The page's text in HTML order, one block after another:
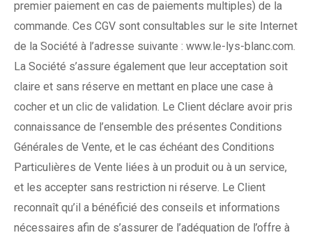
premier paiement en cas de paiements multiples) de la
commande. Ces CGV sont consultables sur le site Internet
de la Société à l’adresse suivante : www.le-lys-blanc.com.
La Société s’assure également que leur acceptation soit
claire et sans réserve en mettant en place une case à
cocher et un clic de validation. Le Client déclare avoir pris
connaissance de l’ensemble des présentes Conditions
Générales de Vente, et le cas échéant des Conditions
Particulières de Vente liées à un produit ou à un service,
et les accepter sans restriction ni réserve. Le Client
reconnaît qu’il a bénéficié des conseils et informations
nécessaires afin de s’assurer de l’adéquation de l’offre à